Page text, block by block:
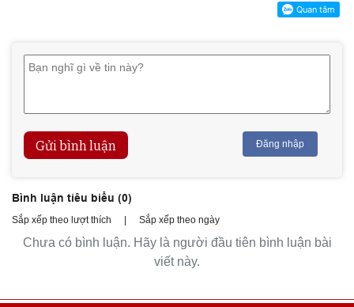
Gửi bình luận Đăng nhập
Bình luận tiêu biểu (0)
Sắp xếp theo lượt thích Sắp xếp theo ngày
Chưa có bình luận. Hãy là người đầu tiên bình luận bài
viết này.